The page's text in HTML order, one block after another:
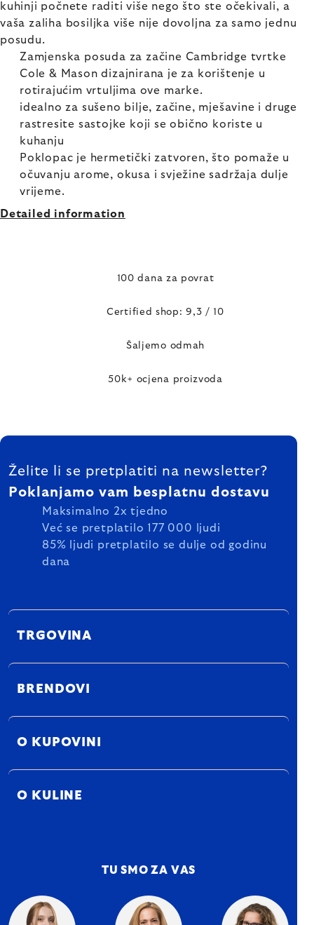
kuhinji počnete raditi više nego što ste očekivali, a
vaša zaliha bosiljka više nije dovoljna za samo jednu
posudu.
Zamjenska posuda za začine Cambridge tvrtke
Cole & Mason dizajnirana je za korištenje u
rotirajućim vrtuljima ove marke.
idealno za sušeno bilje, začine, mješavine i druge
rastresite sastojke koji se obično koriste u
kuhanju
Poklopac je hermetički zatvoren, što pomaže u
očuvanju arome, okusa i svježine sadržaja dulje
vrijeme.
Detailed information
100 dana za povrat
Certified shop: 9,3 / 10
Šaljemo odmah
50k+ ocjena proizvoda
FOOTER
Želite li se pretplatiti na newsletter?
Poklanjamo vam besplatnu dostavu
Maksimalno 2x tjedno
Već se pretplatilo 177 000 ljudi
85% ljudi pretplatilo se dulje od godinu
dana
TRGOVINA
BRENDOVI
O KUPOVINI
O KULINE
TU SMO ZA VAS